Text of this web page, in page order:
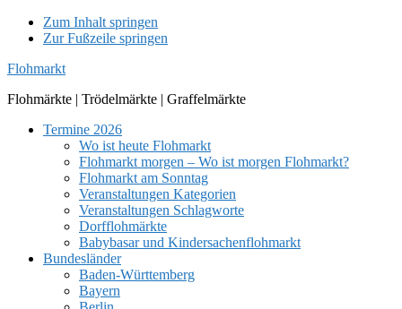
Zum Inhalt springen
Zur Fußzeile springen
Flohmarkt
Flohmärkte | Trödelmärkte | Graffelmärkte
Termine 2026
Wo ist heute Flohmarkt
Flohmarkt morgen – Wo ist morgen Flohmarkt?
Flohmarkt am Sonntag
Veranstaltungen Kategorien
Veranstaltungen Schlagworte
Dorfflohmärkte
Babybasar und Kindersachenflohmarkt
Bundesländer
Baden-Württemberg
Bayern